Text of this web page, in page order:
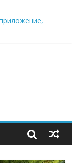
дронов и
вода с
трендом